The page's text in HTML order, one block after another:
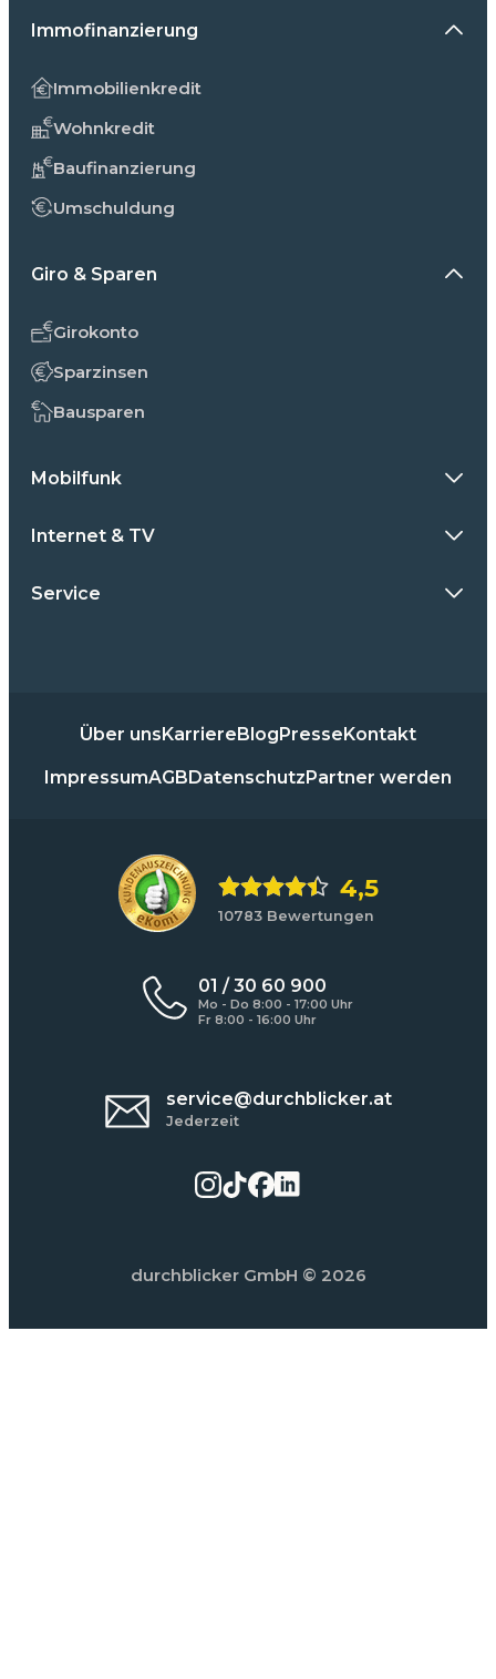
Immofinanzierung
Immobilienkredit
Wohnkredit
Baufinanzierung
Umschuldung
Giro & Sparen
Girokonto
Sparzinsen
Bausparen
Mobilfunk
Internet & TV
Service
Über uns Karriere Blog Presse Kontakt
ImpressumAGB Datenschutz Partner werden
4,5
10783 Bewertungen
01 / 30 60 900
Mo - Do 8:00 - 17:00 Uhr
Fr 8:00 - 16:00 Uhr
service@durchblicker.at
Jederzeit
durchblicker GmbH © 2026